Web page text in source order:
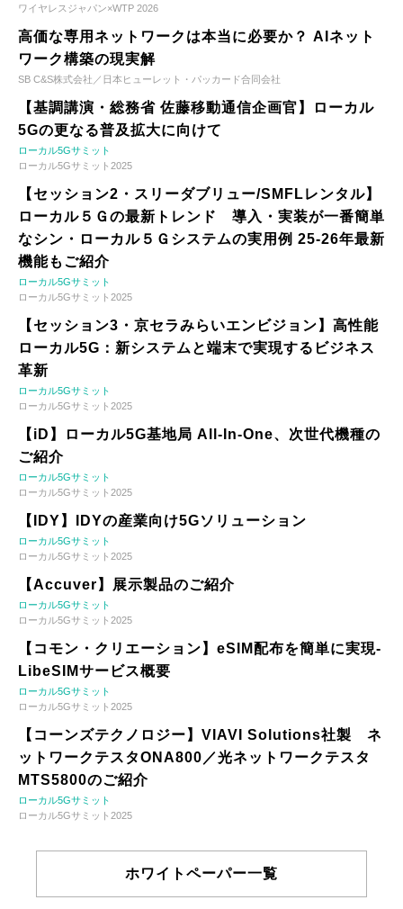
ワイヤレスジャパン×WTP 2026
高価な専用ネットワークは本当に必要か？ AIネット
ワーク構築の現実解
SB C&S株式会社／日本ヒューレット・パッカード合同会社
【基調講演・総務省 佐藤移動通信企画官】ローカル
5Gの更なる普及拡大に向けて
ローカル5Gサミット
ローカル5Gサミット2025
【セッション2・スリーダブリュー/SMFLレンタル】
ローカル５Ｇの最新トレンド 導入・実装が一番簡単
なシン・ローカル５Ｇシステムの実用例 25-26年最新
機能もご紹介
ローカル5Gサミット
ローカル5Gサミット2025
【セッション3・京セラみらいエンビジョン】高性能
ローカル5G：新システムと端末で実現するビジネス
革新
ローカル5Gサミット
ローカル5Gサミット2025
【iD】ローカル5G基地局 All-In-One、次世代機種の
ご紹介
ローカル5Gサミット
ローカル5Gサミット2025
【IDY】IDYの産業向け5Gソリューション
ローカル5Gサミット
ローカル5Gサミット2025
【Accuver】展示製品のご紹介
ローカル5Gサミット
ローカル5Gサミット2025
【コモン・クリエーション】eSIM配布を簡単に実現-
LibeSIMサービス概要
ローカル5Gサミット
ローカル5Gサミット2025
【コーンズテクノロジー】VIAVI Solutions社製 ネ
ットワークテスタONA800／光ネットワークテスタ
MTS5800のご紹介
ローカル5Gサミット
ローカル5Gサミット2025
ホワイトペーパー一覧